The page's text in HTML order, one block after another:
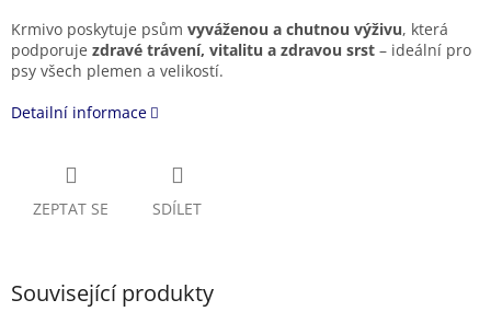
Krmivo poskytuje psům vyváženou a chutnou výživu, která
podporuje zdravé trávení, vitalitu a zdravou srst – ideální pro
psy všech plemen a velikostí.
Detailní informace
ZEPTAT SE SDÍLET
Související produkty